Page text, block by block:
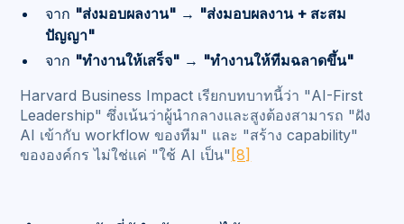
จาก "ส่งมอบผลงาน" → "ส่งมอบผลงาน + สะสม
ปัญญา"
จาก "ทำงานให้เสร็จ" → "ทำงานให้ทีมฉลาดขึ้น"
Harvard Business Impact เรียกบทบาทนี้ว่า "AI-First
Leadership" ซึ่งเน้นว่าผู้นำกลางและสูงต้องสามารถ "ฝัง
AI เข้ากับ workflow ของทีม" และ "สร้าง capability"
ขององค์กร ไม่ใช่แค่ "ใช้ AI เป็น" [8]